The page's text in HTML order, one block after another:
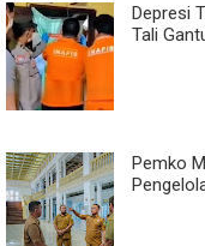
Depresi
Tali
Pemko